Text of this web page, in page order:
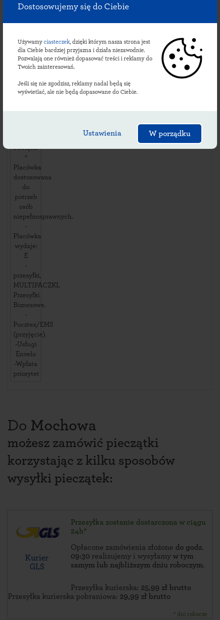
Dostosowujemy się do Ciebie
Używamy ciasteczek, dzięki którym nasza strona jest
dla Ciebie bardziej przyjazna i działa niezawodnie.
Pozwalają one również dopasować treści i reklamy do
Twoich zainteresowań.
Jeśli się nie zgodzisz, reklamy nadal będą się
wyświetlać, ale nie będą dopasowane do Ciebie.
Ustawienia W porządku
Mochowo
Mochowo,
Dostępność
i usługi:
robocze:
i święta:
*
Placówka
dostosowana
do
potrzeb
osób
niepełnosprawnych.
-
Placówka
wydaje:
E
-
przesyłki,
MULTIPACZKI,
Przesyłki
Biznesowe.
-
Pocztex/EMS
(przyjęcie).
-Usługi
Envelo
-Wpłata
priorytet
Do Mochowa
możesz zamówić pieczątki
korzystając z kilku sposobów
wysyłki pieczątek:
Kurier
GLS
Przesyłka zostanie dostarczona w ciągu
24h*
Opłacone zamówienia złożone do godz.
09:30 realizujemy i wysyłamy w tym
samym lub najbliższym dniu roboczym.
Przesyłka kurierska: 25,99 zł brutto
Przesyłka kurierska pobraniowa: 29,99 zł brutto
* dni robocze